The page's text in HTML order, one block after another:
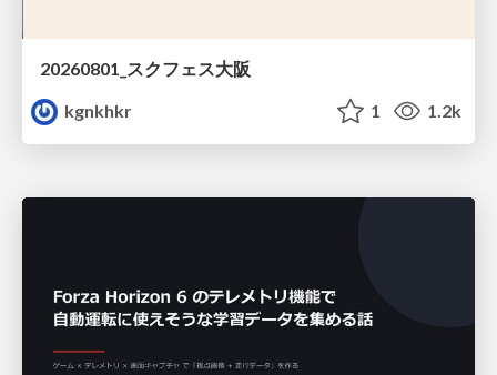
20260801_スクフェス大阪
kgnkhkr
1 1.2k